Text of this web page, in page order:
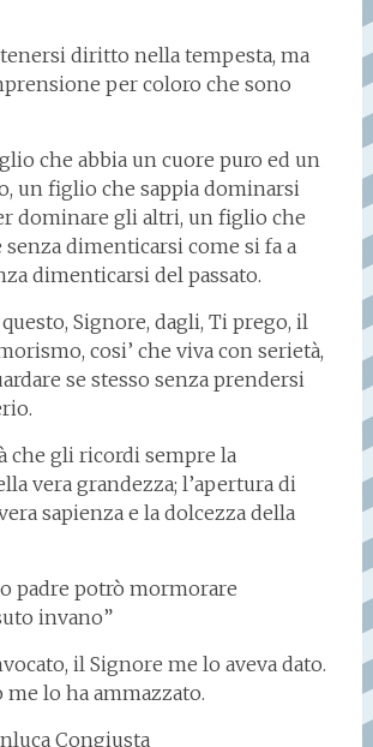
diritto nella tempesta, ma
per coloro che sono
che abbia un cuore puro ed un
un figlio che sappia dominarsi
dominare gli altri, un figlio che
senza dimenticarsi come si fa a
dimenticarsi del passato.
Signore, dagli, Ti prego, il
cosi’ che viva con serietà,
se stesso senza prendersi
che gli ricordi sempre la
vera grandezza; l’apertura di
sapienza e la dolcezza della
padre potrò mormorare
invano”
il Signore me lo aveva dato.
me lo ha ammazzato.
Congiusta